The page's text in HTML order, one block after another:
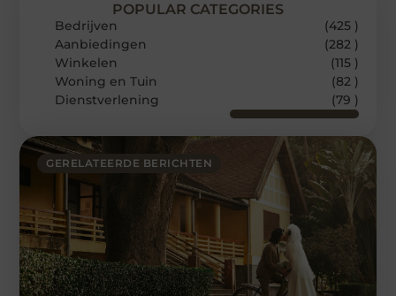
GERELATEERDE BERICHTEN
POPULAR CATEGORIES
Bedrijven
(425 )
Aanbiedingen
(282 )
Winkelen
(115 )
Woning en Tuin
(82 )
Dienstverlening
(79 )